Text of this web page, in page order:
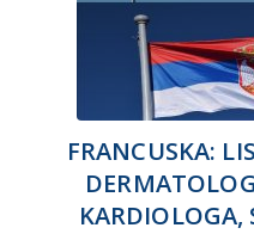
FRANCUSKA: